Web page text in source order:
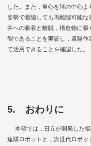
した。また，重心を球の中心
姿勢で着陸しても再離陸可能
井への吸着と離脱，構造物に
能であることを実証し，遠隔
て活用できることを確認した。
5. おわりに
本稿では，日立が開発した
遠隔ロボットと，次世代ロボッ